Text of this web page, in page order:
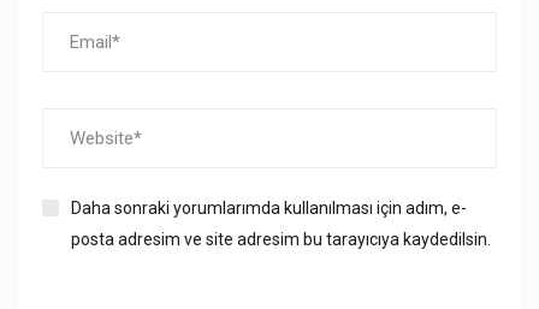
Daha sonraki yorumlarımda kullanılması için adım, e-
posta adresim ve site adresim bu tarayıcıya kaydedilsin.